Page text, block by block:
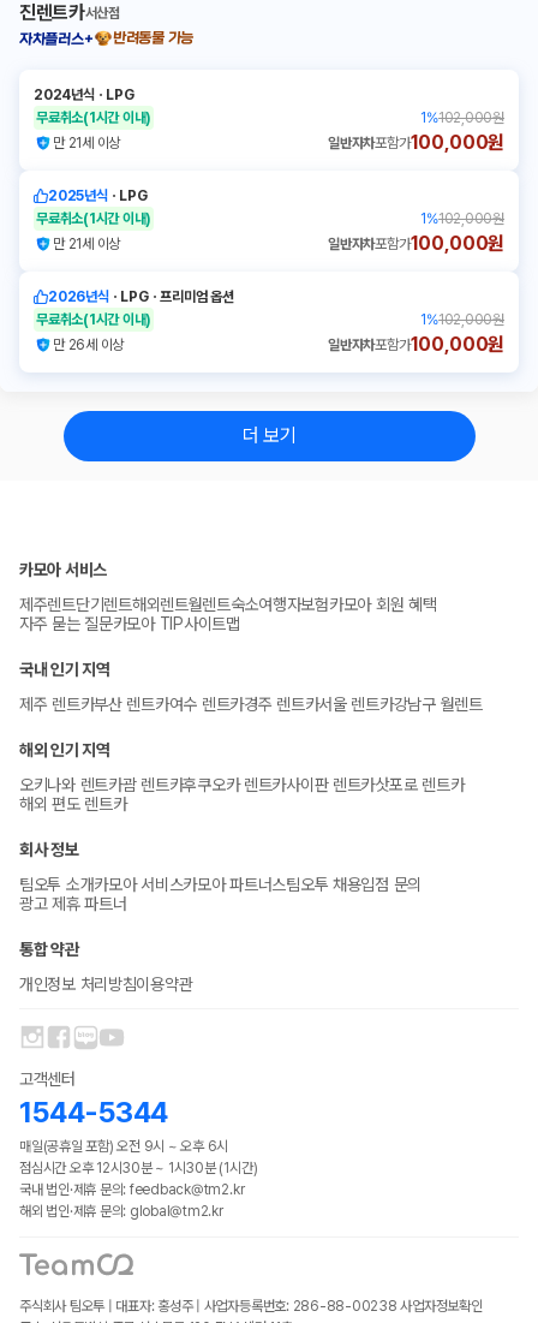
진렌트카서산점
자차플러스+
반려동물 가능
2024년식 ㆍ LPG
무료취소(1시간 이내) 1 %102,000원
만 21세 이상
일반자차포함가100,000원
2025년식 ㆍ LPG
무료취소(1시간 이내) 1 %102,000원
만 21세 이상
일반자차포함가100,000원
2026년식 ㆍ LPGㆍ프리미엄 옵션
무료취소(1시간 이내) 1 %102,000원
만 26세 이상
일반자차포함가100,000원
더 보기
카모아 서비스
제주렌트단기렌트해외렌트월렌트숙소여행자보험카모아 회원 혜택
자주 묻는 질문카모아 TIP사이트맵
국내 인기 지역
제주 렌트카부산 렌트카여수 렌트카경주 렌트카서울 렌트카강남구 월렌트
해외 인기 지역
오키나와 렌트카괌 렌트카후쿠오카 렌트카사이판 렌트카삿포로 렌트카
해외 편도 렌트카
회사 정보
팀오투 소개카모아 서비스카모아 파트너스팀오투 채용입점 문의
광고 제휴 파트너
통합 약관
개인정보 처리방침이용약관
고객센터
1544-5344
매일(공휴일 포함) 오전 9시 ~ 오후 6시
점심시간 오후 12시30분 ~ 1시30분 (1시간)
국내 법인·제휴 문의: feedback@tm2.kr
해외 법인·제휴 문의: global@tm2.kr
주식회사 팀오투 | 대표자: 홍성주 | 사업자등록번호: 286-88-00238 사업자정보확인